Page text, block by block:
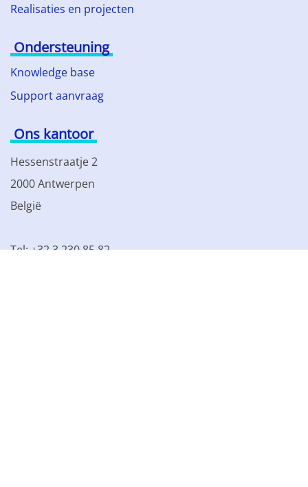
Realisaties en projecten
Ondersteuning
Knowledge base
Support aanvraag
Ons kantoor
Hessenstraatje 2
2000 Antwerpen
België
Tel: +32 3 230 85 82